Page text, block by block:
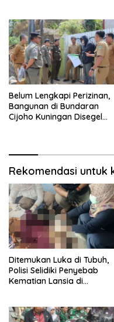
Belum Lengkapi Perizinan,
Bangunan di Bundaran
Cijoho Kuningan Disegel
Rekomendasi untuk
Ditemukan Luka di Tubuh,
Polisi Selidiki Penyebab
Kematian Lansia di